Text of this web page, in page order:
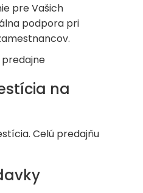
pre Vašich
podpora pri
na
Celú predajňu